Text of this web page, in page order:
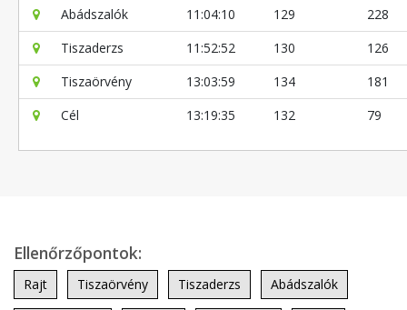
Abádszalók
11:04:10 129
228
Tiszaderzs
11:52:52 130
126
Tiszaörvény
13:03:59 134
181
Cél
13:19:35 132 79
Ellenőrzőpontok:
Rajt Tiszaörvény Tiszaderzs Abádszalók